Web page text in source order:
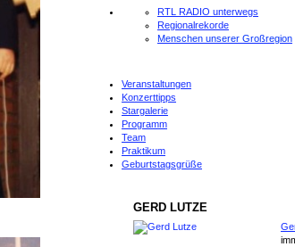
RTL RADIO unterwegs
Regionalrekorde
Menschen unserer Großregion
Veranstaltungen
Konzerttipps
Stargalerie
Programm
Team
Praktikum
Geburtstagsgrüße
GERD LUTZE